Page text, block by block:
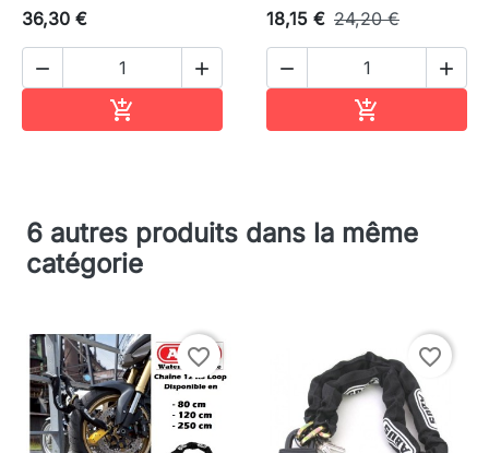
36,30 €
 

18,15 € 24,20 €
 

6 autres produits dans la même
catégorie
favorite_border favorite_border